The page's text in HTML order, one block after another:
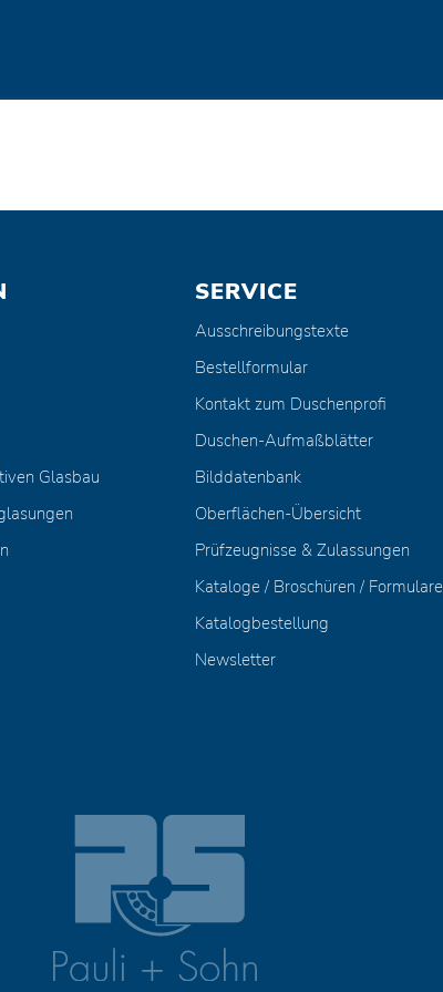
Glasbau
SERVICE
Ausschreibungstexte
Bestellformular
Kontakt zum Duschenprofi
Duschen-Aufmaßblätter
Bilddatenbank
Oberflächen-Übersicht
Prüfzeugnisse & Zulassungen
Kataloge / Broschüren / Formulare
Katalogbestellung
Newsletter